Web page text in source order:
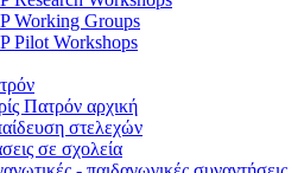
Working Groups
Pilot Workshops
Πατρόν αρχική
στελεχών
σε σχολεία